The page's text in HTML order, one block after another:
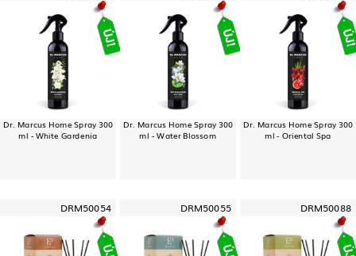
Dr. Marcus Home Spray 300
ml - White Gardenia
Dr. Marcus Home Spray 300
ml - Water Blossom
Dr. Marcus Home Spray 300
ml - Oriental Spa
DRM50054 DRM50055 DRM50088